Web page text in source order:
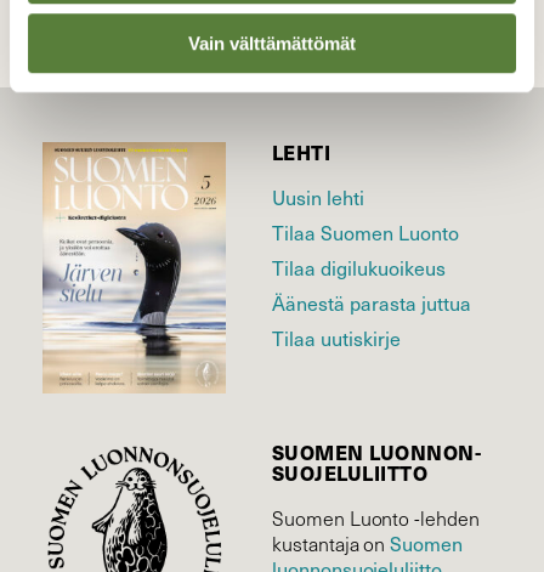
Vain välttämättömät
LEHTI
Uusin lehti
Tilaa Suomen Luonto
Tilaa digilukuoikeus
Äänestä parasta juttua
Tilaa uutiskirje
SUOMEN LUONNON­
SUOJELU­LIITTO
Suomen Luonto -lehden
kustantaja onSuomen